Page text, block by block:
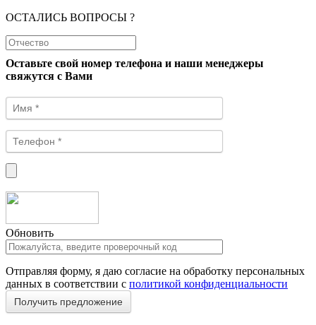
ОСТАЛИСЬ ВОПРОСЫ ?
Оставьте свой номер телефона и наши менеджеры
свяжутся с Вами
Обновить
Отправляя форму, я даю согласие на обработку персональных
данных в соответствии с политикой конфиденциальности